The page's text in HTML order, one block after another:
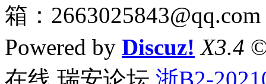
箱：2663025843@qq.com
Powered by Discuz! X3.4
在线 瑞安论坛 浙B2-